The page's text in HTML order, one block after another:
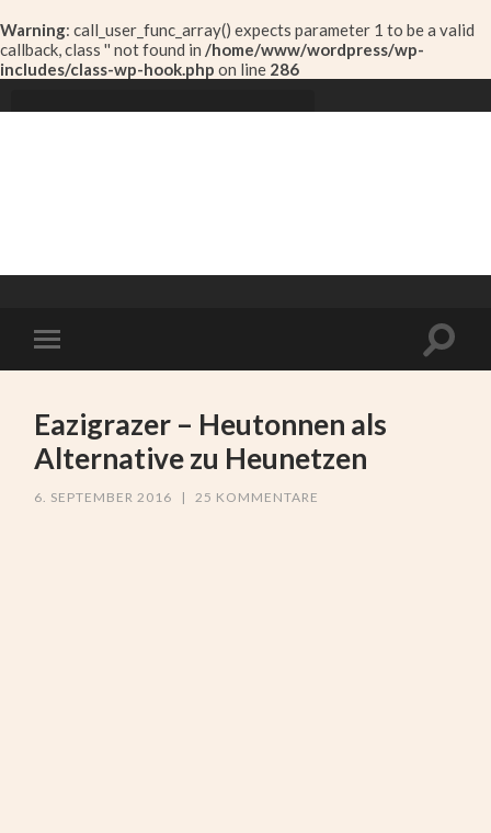
Warning: call_user_func_array() expects parameter 1 to be a valid
callback, class '' not found in /home/www/wordpress/wp-
includes/class-wp-hook.php on line 286
Eazigrazer – Heutonnen als
Alternative zu Heunetzen
6. SEPTEMBER 2016 | 25 KOMMENTARE